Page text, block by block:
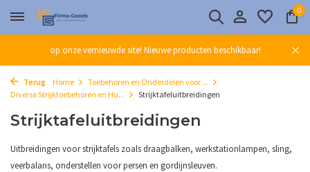
0
op onze vernieuwde site! Nieuwe producten beschikbaar!
Terug Home
Toebehoren en Onderdelen voor ...
Diverse Strijktoebehoren en Hu...
Strijktafeluitbreidingen
Strijktafeluitbreidingen
Uitbreidingen voor strijktafels zoals draagbalken, werkstationlampen, sling,
veerbalans, onderstellen voor persen en gordijnsleuven.